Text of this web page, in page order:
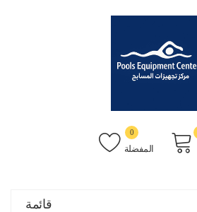
المفضلة
0
قائمة